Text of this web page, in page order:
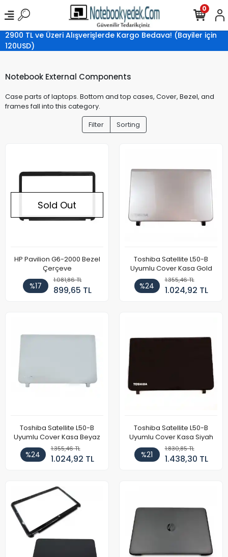
2900 TL ve Üzeri Alışverişlerde Kargo Bedava! (Bayiler için
120USD)
0
Notebook External Components
Case parts of laptops. Bottom and top cases, Cover, Bezel, and
frames fall into this category.
Filter
Sorting
Sold Out
HP Pavilion G6-2000 Bezel
Çerçeve
%17
1.081,86 TL
899,65 TL
Toshiba Satellite L50-B
Uyumlu Cover Kasa Gold
%24
1.355,46 TL
1.024,92 TL
Toshiba Satellite L50-B
Uyumlu Cover Kasa Beyaz
%24
1.355,46 TL
1.024,92 TL
Toshiba Satellite L50-B
Uyumlu Cover Kasa Siyah
%21
1.830,85 TL
1.438,30 TL